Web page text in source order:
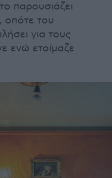
παρουσιάζει
οπότε του
για τους
ενώ ετοίμαζε